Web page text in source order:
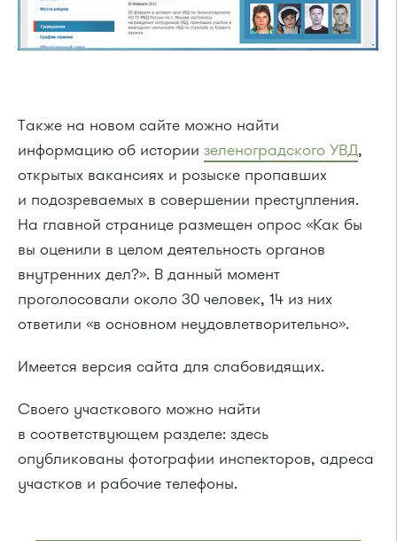
Также на новом сайте можно найти
информацию об истории зеленоградского УВД,
открытых вакансиях и розыске пропавших
и подозреваемых в совершении преступления.
На главной странице размещен опрос «Как бы
вы оценили в целом деятельность органов
внутренних дел?». В данный момент
проголосовали около 30 человек, 14 из них
ответили «в основном неудовлетворительно».
Имеется версия сайта для слабовидящих.
Своего участкового можно найти
в соответствующем разделе: здесь
опубликованы фотографии инспекторов, адреса
участков и рабочие телефоны.